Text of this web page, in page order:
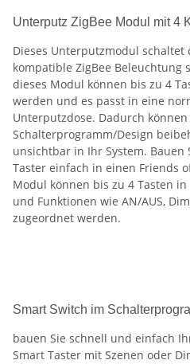
Unterputz ZigBee Modul mit 4
Dieses Unterputzmodul schaltet
kompatible ZigBee Beleuchtung
dieses Modul können bis zu 4
werden und es passt in eine
Unterputzdose. Dadurch
Schalterprogramm/Design
unsichtbar in Ihr System. Bauen
Taster einfach in einen Friends
Modul können bis zu 4 Tasten
und Funktionen wie AN/AUS,
zugeordnet werden.
Smart Switch im
bauen Sie schnell und einfach
Smart Taster mit Szenen oder